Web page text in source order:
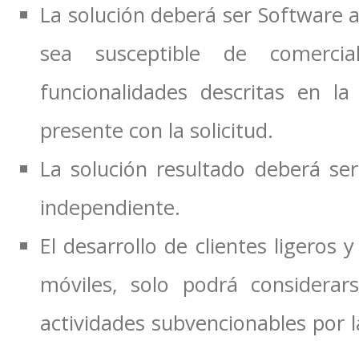
La solución deberá ser Software
sea susceptible de
funcionalidades descritas en
presente con la solicitud.
La solución resultado deberá
independiente.
El desarrollo de clientes ligeros
móviles, solo podrá
actividades subvencionables por